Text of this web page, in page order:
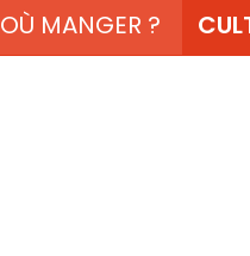
OÙ MANGER ?